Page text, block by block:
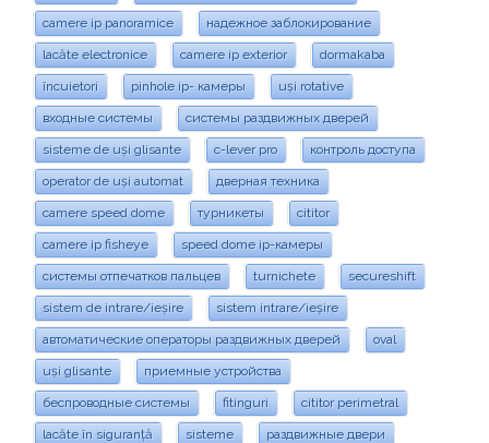
camere ip panoramice надежное заблокирование
lacăte electronice camere ip exterior dormakaba
încuietori pinhole ip- камеры uși rotative
входные системы системы раздвижных дверей
sisteme de uși glisante c-lever pro контроль доступа
operator de uși automat дверная техника
camere speed dome турникеты cititor
camere ip fisheye speed dome ip-камеры
системы отпечатков пальцев turnichete secureshift
sistem de intrare/ieșire sistem intrare/ieșire
автоматические операторы раздвижных дверей oval
uși glisante приемные устройства
беспроводные системы fitinguri cititor perimetral
lacăte în siguranță sisteme раздвижные двери